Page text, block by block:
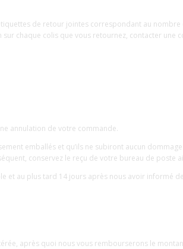
de retour jointes correspondant au nombre
chaque colis que vous retournez, contacter une
annulation de votre commande.
emballés et qu’ils ne subiront aucun
conservez le reçu de votre bureau de poste
au plus tard 14 jours après nous avoir informé
après quoi nous vous rembourserons le